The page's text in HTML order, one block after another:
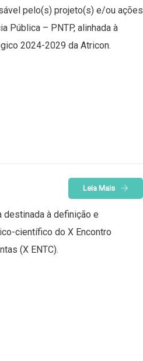
pelo(s) projeto(s) e/ou ações
Pública – PNTP, alinhada à
2024-2029 da Atricon.
Leia Mais
à definição e
científico do X Encontro
(X ENTC).